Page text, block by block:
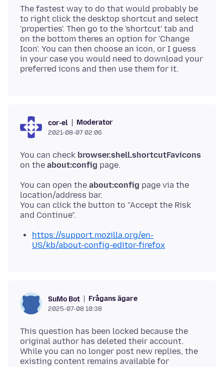
The fastest way to do that would probably be
to right click the desktop shortcut and select
'properties'. Then go to the 'shortcut' tab and
on the bottom theres an option for 'Change
Icon'. You can then choose an icon, or I guess
in your case you would need to download your
cor-el Moderator
2021-08-07 02:06
You can check browser.shell.shortcutFavicons
on the about:config
You can open the about:config page via the
location/address bar.
You can click the button to "Accept the Risk
https://support.mozilla.org/en-
US/kb/about-config-editor-firefox
SuMo Bot Frågans ägare
2025-07-08 10:38
This question has been locked because the
original author has deleted their account.
While you can no longer post new replies, the
existing content remains available for